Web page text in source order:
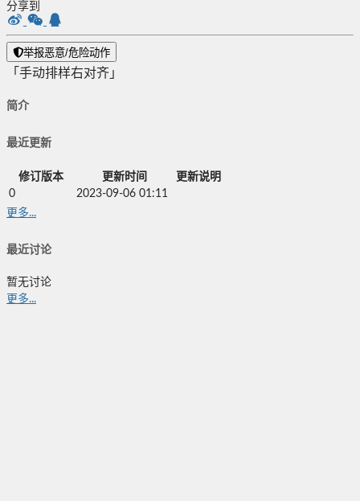
分享到
举报恶意/危险动作
「手动排样右对齐」
简介
最近更新
修订版本 更新时间
更新说明
0
2023-09-06 01:11
更多...
最近讨论
暂无讨论
更多...